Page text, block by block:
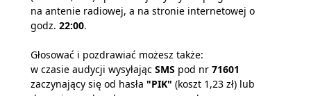
na antenie radiowej, a na stronie internetowej o
godz. 22:00.
Głosować i pozdrawiać możesz także:
w czasie audycji wysyłając SMS pod nr 71601
zaczynający się od hasła "PIK" (koszt 1,23 zł) lub